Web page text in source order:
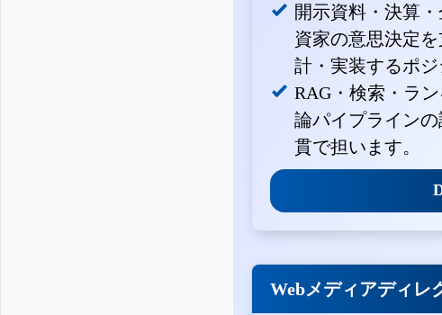
開示資料・決算
資家の意思決定
計・実装するポジ
RAG・検索・ラ
論パイプライン
貫で担います。
Webメディアディレ